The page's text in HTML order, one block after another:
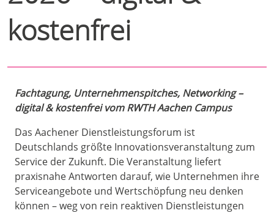
kostenfrei
Fachtagung, Unternehmenspitches, Networking –
digital & kostenfrei vom RWTH Aachen Campus
Das Aachener Dienstleistungsforum ist
Deutschlands größte Innovationsveranstaltung zum
Service der Zukunft. Die Veranstaltung liefert
praxisnahe Antworten darauf, wie Unternehmen ihre
Serviceangebote und Wertschöpfung neu denken
können – weg von rein reaktiven Dienstleistungen